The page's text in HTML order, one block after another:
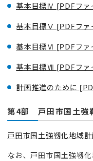
基本目標Ⅳ [PDFファ
基本目標Ⅴ [PDFファ
基本目標Ⅵ [PDFファ
基本目標Ⅶ [PDFファ
計画推進のために
第4部 戸田市国土強
戸田市国土強靱化地域
なお、戸田市国土強靱化